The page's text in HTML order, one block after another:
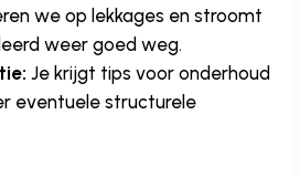
we op lekkages en stroomt
weer goed weg.
Je krijgt tips voor onderhoud
eventuele structurele